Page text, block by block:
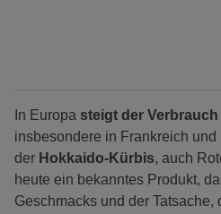
In Europa steigt der
insbesondere in Frankreich
der Hokkaido-Kürbis, auch
heute ein bekanntes Produkt,
Geschmacks und der Tatsache,